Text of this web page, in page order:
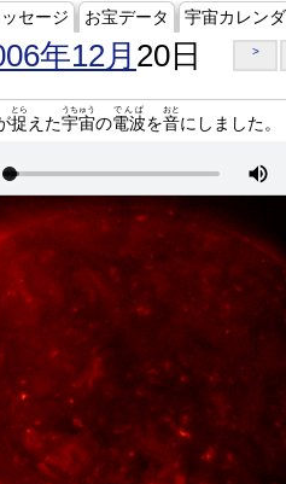
セージ お宝データ 宇宙カレン
年12月 20日 >
捉
とら
えた宇宙
うちゅう
の電波
でんぱ
を音
おと
にしました。